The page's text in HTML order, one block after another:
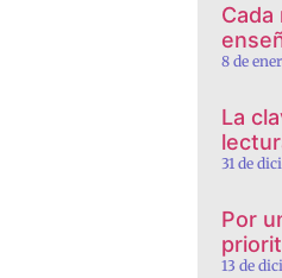
8 de
La
31 de
Por
13 de